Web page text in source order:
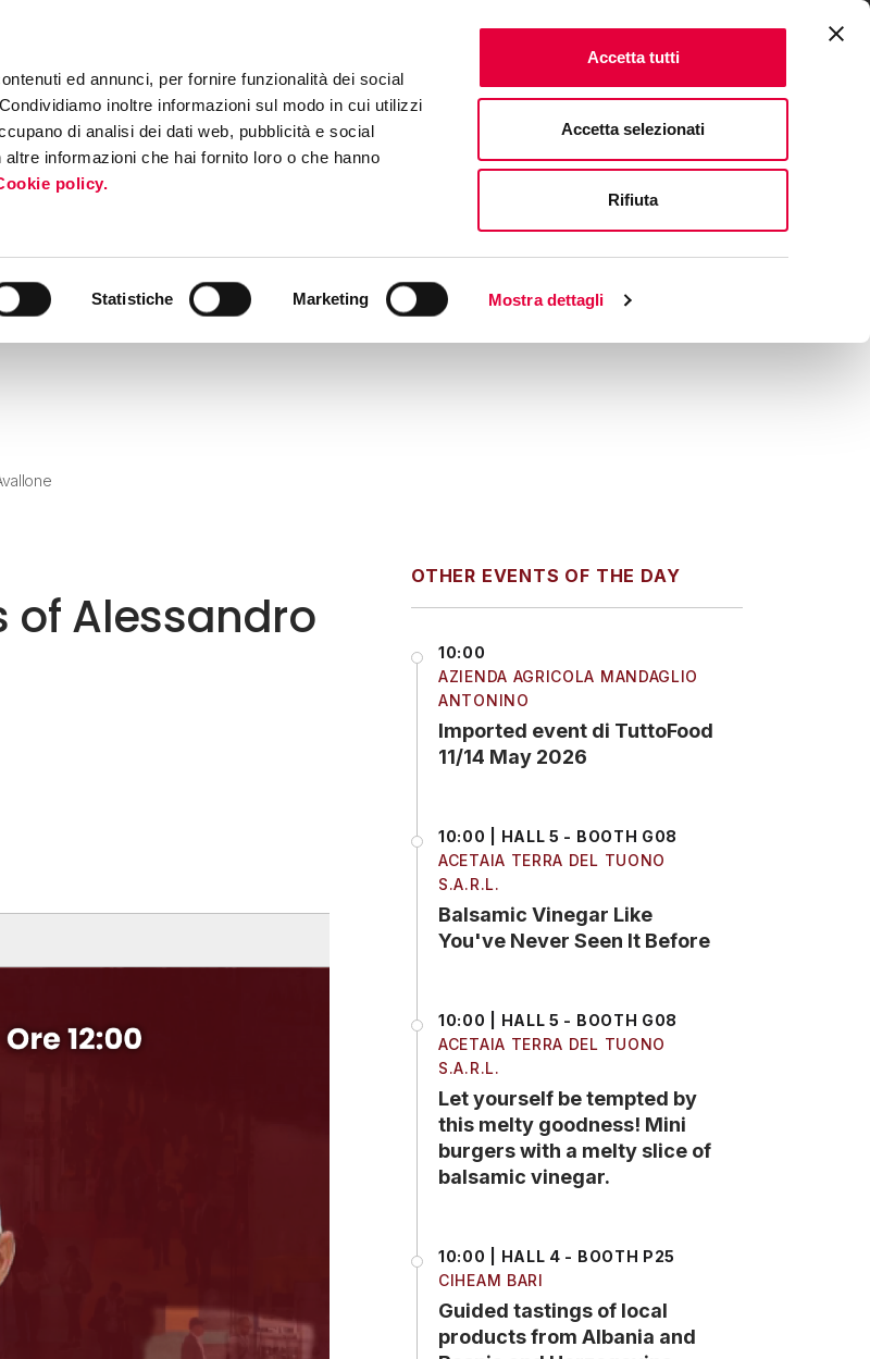
ed annunci, per fornire funzionalità dei social
inoltre informazioni sul modo in cui utilizzi
di analisi dei dati web, pubblicità e social
informazioni che hai fornito loro o che hanno
policy.
Statistiche Marketing Mostra dettagli
Accetta tutti
Accetta selezionati
Rifiuta
of Alessandro
OTHER EVENTS OF THE DAY
10:00
AZIENDA AGRICOLA MANDAGLIO
ANTONINO
Imported event di TuttoFood
11/14 May 2026
10:00 | HALL 5 - BOOTH G08
ACETAIA TERRA DEL TUONO
S.A.R.L.
Balsamic Vinegar Like
You've Never Seen It Before
10:00 | HALL 5 - BOOTH G08
ACETAIA TERRA DEL TUONO
S.A.R.L.
Let yourself be tempted by
this melty goodness! Mini
burgers with a melty slice of
balsamic vinegar.
10:00 | HALL 4 - BOOTH P25
CIHEAM BARI
Guided tastings of local
products from Albania and